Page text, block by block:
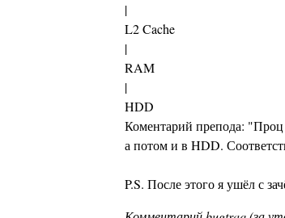
|
L2 Cache
|
RAM
|
HDD
Коментарий препода:
а потом и в HDD.
P.S. После этого я ушёл с